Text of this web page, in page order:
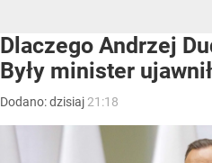
Dlaczego Andrzej
Były minister
Dodano:dzisiaj 21:18